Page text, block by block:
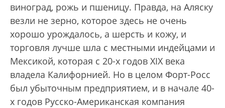
виноград, рожь и пшеницу. Правда, на Аляску
везли не зерно, которое здесь не очень
хорошо урождалось, а шерсть и кожу, и
торговля лучше шла с местными индейцами и
Мексикой, которая с 20-х годов XIX века
владела Калифорнией. Но в целом Форт-Росс
был убыточным предприятием, и в начале 40-
х годов Русско-Американская компания